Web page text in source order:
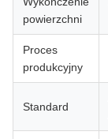
powierzchni
Proces
produkcyjny
Standard